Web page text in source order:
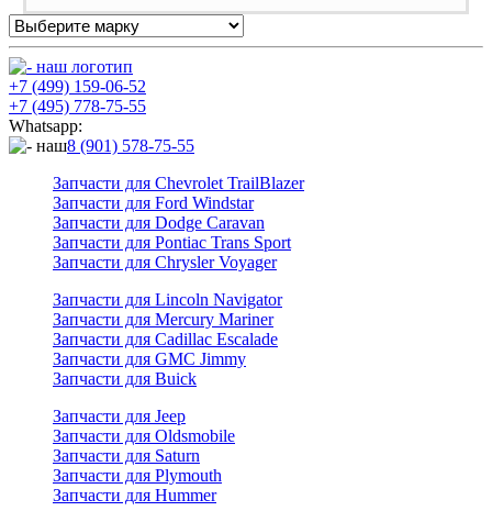
+7 (499) 159-06-52
+7 (495) 778-75-55
Whatsapp:
8 (901) 578-75-55
Запчасти для Chevrolet TrailBlazer
Запчасти для Ford Windstar
Запчасти для Dodge Caravan
Запчасти для Pontiac Trans Sport
Запчасти для Chrysler Voyager
Запчасти для Lincoln Navigator
Запчасти для Mercury Mariner
Запчасти для Cadillac Escalade
Запчасти для GMC Jimmy
Запчасти для Buick
Запчасти для Jeep
Запчасти для Oldsmobile
Запчасти для Saturn
Запчасти для Plymouth
Запчасти для Hummer